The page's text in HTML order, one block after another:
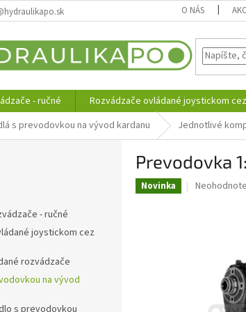
O NÁS
- ručné Rozvádzače ovládané joystickom
s prevodovkou na vývod kardanu Jednotlivé
- ručné
joystickom cez
rozvádzače
na vývod
s prevodovkou
Prevodovka
Novinka
Priemerné
hviezdičiek.